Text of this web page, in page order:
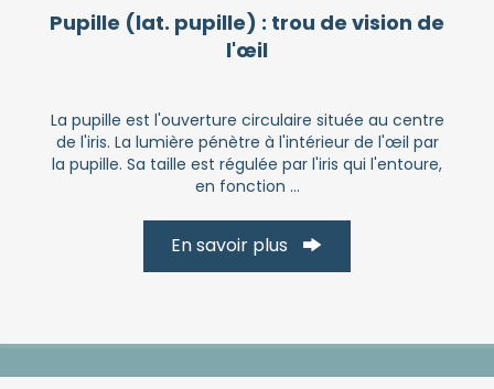
Pupille (lat. pupille) : trou de vision de
l'œil
La pupille est l'ouverture circulaire située au centre
de l'iris. La lumière pénètre à l'intérieur de l'œil par
la pupille. Sa taille est régulée par l'iris qui l'entoure,
en fonction ...
En savoir plus